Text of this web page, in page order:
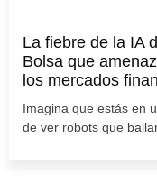
La fiebre de la IA
Bolsa que
los mercados
Imagina que estás en
de ver robots que